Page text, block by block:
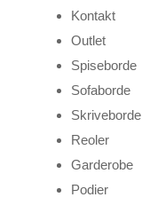
Kontakt
Outlet
Spiseborde
Sofaborde
Skriveborde
Reoler
Garderobe
Podier